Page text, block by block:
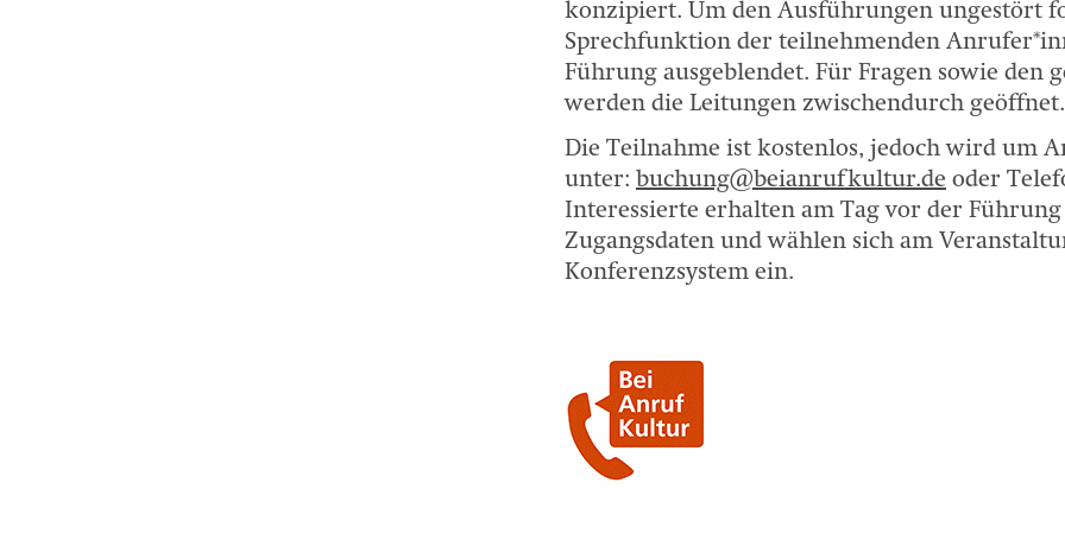
konzipiert. Um den Ausführungen ungestört
Sprechfunktion der teilnehmenden
Führung ausgeblendet. Für Fragen sowie den
werden die Leitungen zwischendurch geöffnet.
Die Teilnahme ist kostenlos, jedoch wird um
unter: buchung@beianrufkultur.deoder
Interessierte erhalten am Tag vor der
Zugangsdaten und wählen sich am
Konferenzsystem ein.